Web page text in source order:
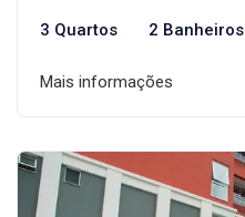
3 Quartos 2 Banheiros
Mais informações